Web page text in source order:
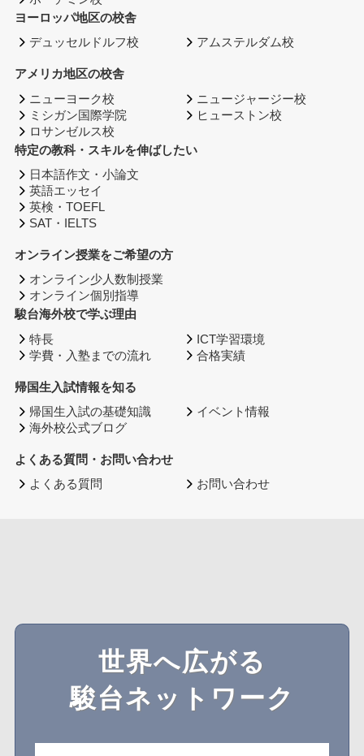
ヨーロッパ地区の校舎
デュッセルドルフ校
アムステルダム校
アメリカ地区の校舎
ニューヨーク校
ミシガン国際学院
ロサンゼルス校
ニュージャージー校
ヒューストン校
特定の教科・スキルを伸ばしたい
日本語作文・小論文
英語エッセイ
英検・TOEFL
SAT・IELTS
オンライン授業をご希望の方
オンライン少人数制授業
オンライン個別指導
駿台海外校で学ぶ理由
特長
学費・入塾までの流れ
ICT学習環境
合格実績
帰国生入試情報を知る
帰国生入試の基礎知識
海外校公式ブログ
イベント情報
よくある質問・お問い合わせ
よくある質問
お問い合わせ
世界へ広がる
駿台ネットワーク